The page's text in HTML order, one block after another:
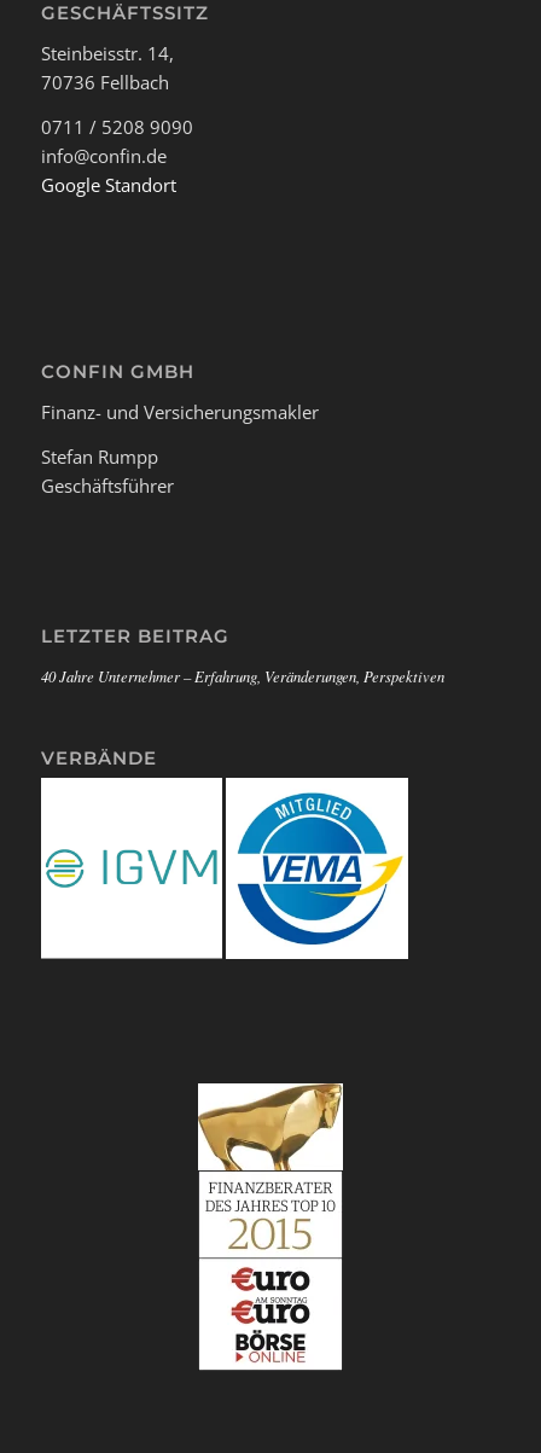
GESCHÄFTSSITZ
Steinbeisstr. 14,
70736 Fellbach
0711 / 5208 9090
info@confin.de
Google Standort
CONFIN GMBH
Finanz- und Versicherungsmakler
Stefan Rumpp
Geschäftsführer
LETZTER BEITRAG
40 Jahre Unternehmer – Erfahrung, Veränderungen, Perspektiven
VERBÄNDE